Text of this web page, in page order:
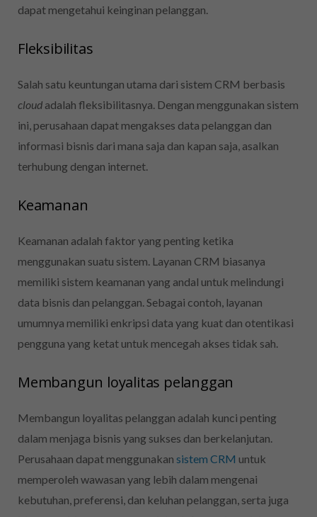
dapat mengetahui keinginan pelanggan.
Fleksibilitas
Salah satu keuntungan utama dari sistem CRM berbasis
cloud adalah fleksibilitasnya. Dengan menggunakan sistem
ini, perusahaan dapat mengakses data pelanggan dan
informasi bisnis dari mana saja dan kapan saja, asalkan
terhubung dengan internet.
Keamanan
Keamanan adalah faktor yang penting ketika
menggunakan suatu sistem. Layanan CRM biasanya
memiliki sistem keamanan yang andal untuk melindungi
data bisnis dan pelanggan. Sebagai contoh, layanan
umumnya memiliki enkripsi data yang kuat dan otentikasi
pengguna yang ketat untuk mencegah akses tidak sah.
Membangun loyalitas pelanggan
Membangun loyalitas pelanggan adalah kunci penting
dalam menjaga bisnis yang sukses dan berkelanjutan.
Perusahaan dapat menggunakan sistem CRM untuk
memperoleh wawasan yang lebih dalam mengenai
kebutuhan, preferensi, dan keluhan pelanggan, serta juga